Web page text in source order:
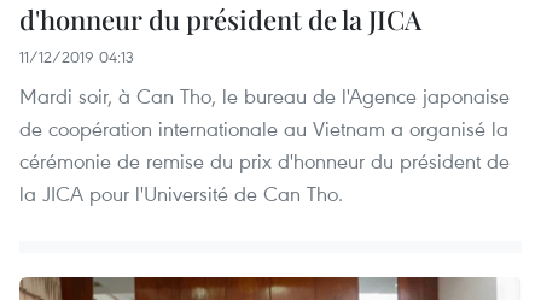
d'honneur du président de la JICA
11/12/2019 04:13
Mardi soir, à Can Tho, le bureau de l'Agence japonaise
de coopération internationale au Vietnam a organisé la
cérémonie de remise du prix d'honneur du président de
la JICA pour l'Université de Can Tho.